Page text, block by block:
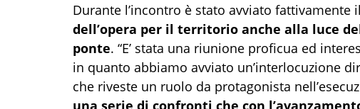
Durante l’incontro è stato avviato fattivamente
dell’opera per il territorio anche alla luce
ponte. “E’ stata una riunione proficua ed
in quanto abbiamo avviato un’interlocuzione
che riveste un ruolo da protagonista
una serie di confronti che con